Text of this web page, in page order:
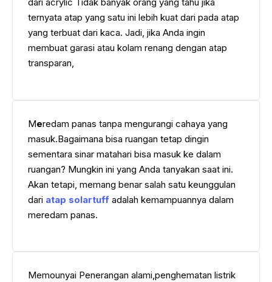
dari acrylic Tidak banyak orang yang tahu jika
ternyata atap yang satu ini lebih kuat dari pada atap
yang terbuat dari kaca. Jadi, jika Anda ingin
membuat garasi atau kolam renang dengan atap
transparan,
Meredam panas tanpa mengurangi cahaya yang
masuk.Bagaimana bisa ruangan tetap dingin
sementara sinar matahari bisa masuk ke dalam
ruangan? Mungkin ini yang Anda tanyakan saat ini.
Akan tetapi, memang benar salah satu keunggulan
dari atap solartuff adalah kemampuannya dalam
meredam panas.
Memounyai Penerangan alami,penghematan listrik